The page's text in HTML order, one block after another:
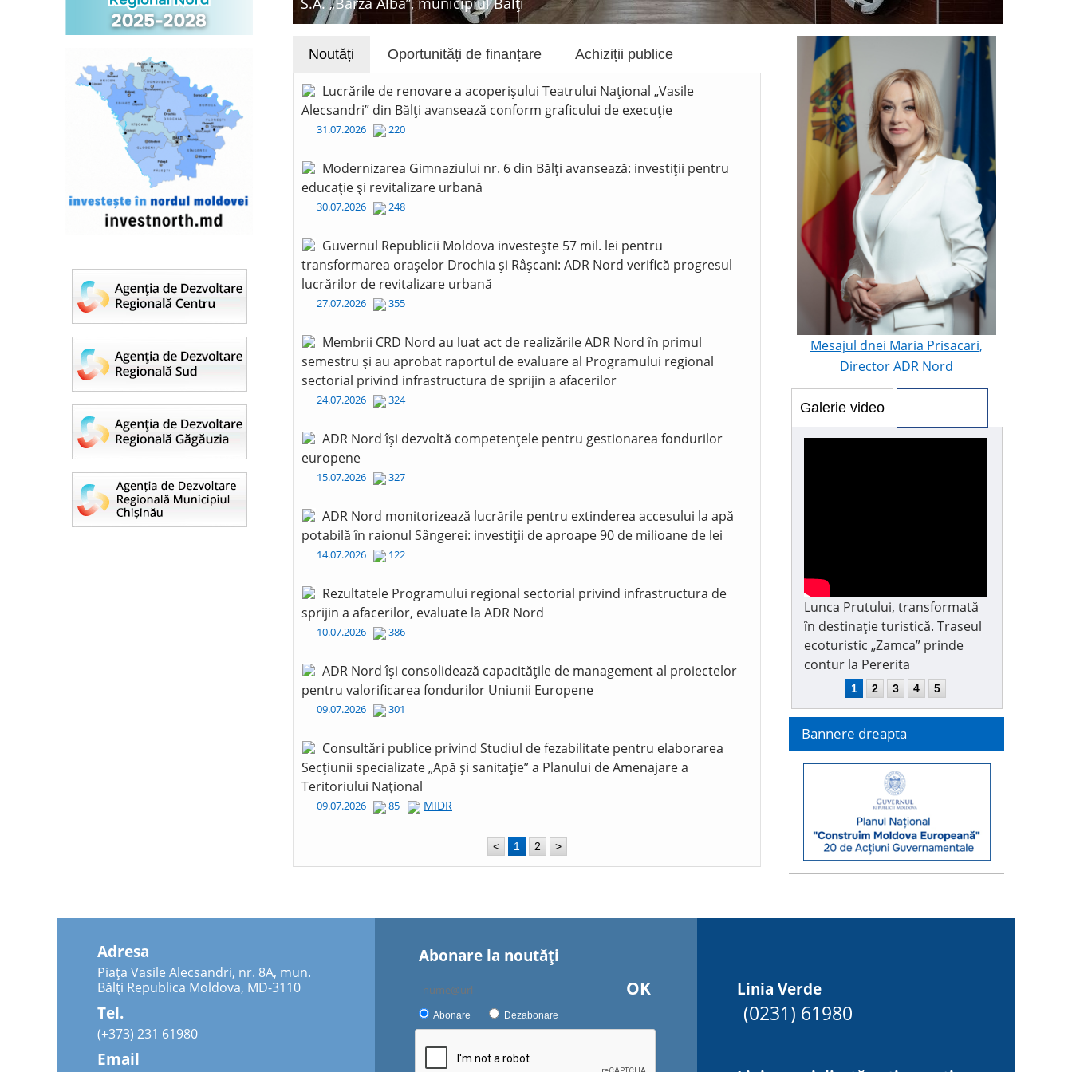
Noutăți Oportunități de finanțare Achiziții publice
Lucrările de renovare a acoperișului Teatrului Național „Vasile
Alecsandri” din Bălți avansează conform graficului de execuție
31.07.2026 220
Modernizarea Gimnaziului nr. 6 din Bălți avansează: investiții pentru
educație și revitalizare urbană
30.07.2026 248
Guvernul Republicii Moldova investește 57 mil. lei pentru
transformarea orașelor Drochia și Râșcani: ADR Nord verifică progresul
lucrărilor de revitalizare urbană
27.07.2026 355
Membrii CRD Nord au luat act de realizările ADR Nord în primul
semestru și au aprobat raportul de evaluare al Programului regional
sectorial privind infrastructura de sprijin a afacerilor
24.07.2026 324
ADR Nord își dezvoltă competențele pentru gestionarea fondurilor
europene
15.07.2026 327
ADR Nord monitorizează lucrările pentru extinderea accesului la apă
potabilă în raionul Sângerei: investiții de aproape 90 de milioane de lei
14.07.2026 122
Rezultatele Programului regional sectorial privind infrastructura de
sprijin a afacerilor, evaluate la ADR Nord
10.07.2026 386
ADR Nord își consolidează capacitățile de management al proiectelor
pentru valorificarea fondurilor Uniunii Europene
09.07.2026 301
Consultări publice privind Studiul de fezabilitate pentru elaborarea
Secțiunii specializate „Apă și sanitație” a Planului de Amenajare a
Teritoriului Național
09.07.2026 85 MIDR
< 1 2 >
Mesajul dnei Maria Prisacari,
Director ADR Nord
Galerie video
Lunca Prutului, transformată
în destinație turistică. Traseul
ecoturistic „Zamca” prinde
contur la Pererita
1 2 3 4 5
Bannere dreapta
Adresa
Piața Vasile Alecsandri, nr. 8A, mun.
Bălți Republica Moldova, MD-3110
Tel.
(+373) 231 61980
Email
Abonare la noutăţi
OK
Abonare Dezabonare
Linia Verde
(0231) 61980